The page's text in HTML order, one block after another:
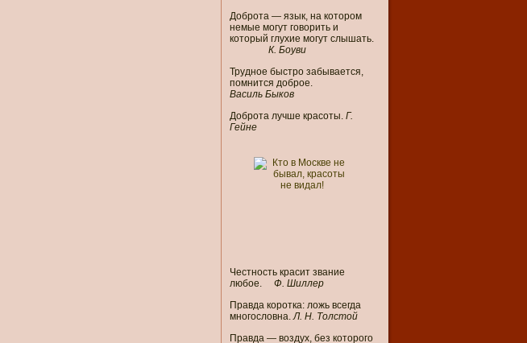
Доброта — язык, на котором
немые могут говорить и
который глухие могут слышать.
К. Боуви
Трудное быстро забывается,
помнится доброе.
Василь Быков
Доброта лучше красоты. Г.
Гейне
Честность красит звание
любое.
Ф. Шиллер
Правда коротка: ложь всегда
многословна.Л. Н. Толстой
Правда — воздух, без которого